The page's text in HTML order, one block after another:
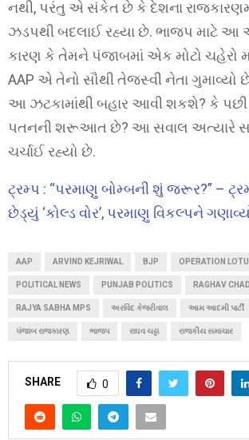
નથી, પરંતુ એ સંકેત છે કે દેશના
ઝડપથી બદલાઈ રહ્યા છે. ભાજપ માટે આ
કારણ કે તેમને પંજાબમાં એક મોટો ચહેરો
AAP એ તેનો સૌથી તેજસ્વી નેતા ગુમાવ્યો
આ ઝટકામાંથી બહાર આવી શકશે? કે પછી
પતનની શરૂઆત છે? આ સવાલ અત્યારે
ચર્ચાઈ રહ્યો છે.
ટ્રમ્પ : “પરમાણુ બોમ્બની શું જરૂર?” –
છેડ્યું ‘કોલ્ડ વોર’, પરમાણુ વિકલ્પને
AAP ARVIND KEJRIWAL BJP OPERATION
POLITICAL NEWS PUNJAB POLITICS RAGHAV
RAJYA SABHA MPS અરવિંદ કેજરીવાલ આમ આદમી પાર્ટી
પંજાબ રાજકારણ ભાજપ રાઘવ ચઢ્ઢા રાજકીય સમાચાર
SHARE 0